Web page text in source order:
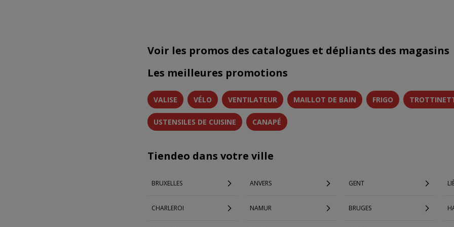
Voir les promos des catalogues et dépliants des magasins
Les meilleures promotions
VALISE VÉLO VENTILATEUR MAILLOT DE BAIN FRIGO
USTENSILES DE CUISINE CANAPÉ
Tiendeo dans votre ville
BRUXELLES ANVERS GENT
CHARLEROI NAMUR BRUGES